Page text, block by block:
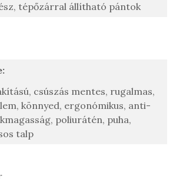
tépőzárral állítható pántok
csúszás mentes, rugalmas,
könnyed, ergonómikus, anti-
poliurátén, puha,
talp